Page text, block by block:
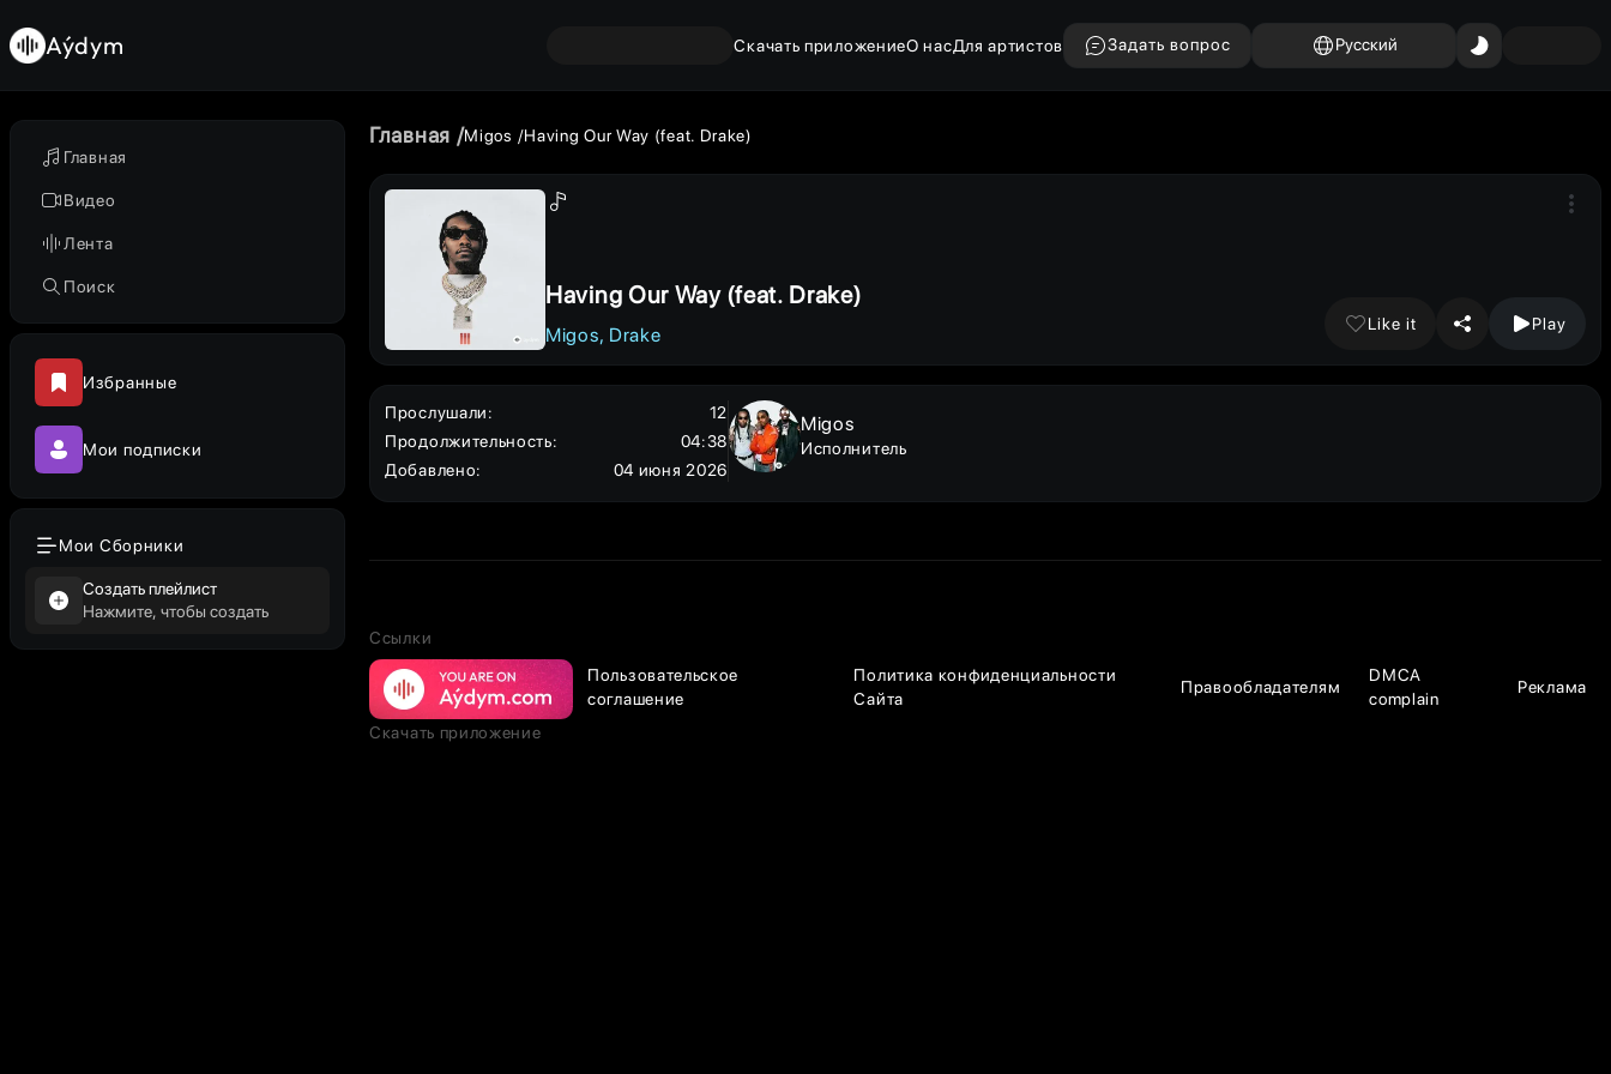
Главная
Видео
Лента
Поиск
Избранные
Мои подписки
Мои Сборники
Создать плейлист
Нажмите, чтобы создать
Aýdym Скачать приложениеО насДля артистов Задать вопрос Русский
Главная Migos Having Our Way (feat. Drake)
Having Our Way (feat. Drake)
Migos Drake
Like it Play
Прослушали:
12
Продолжительность:
04:38
Добавлено: 04 июня 2026
Migos
Исполнитель
Ссылки
Пользовательское
соглашение
Политика конфиденциальности
Сайта
Правообладателям
DMCA
complain
Реклама
Скачать приложение